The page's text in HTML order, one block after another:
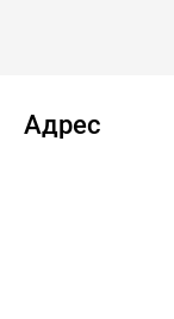
Адрес